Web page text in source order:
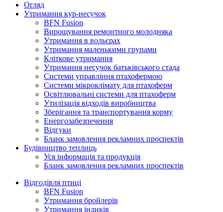
Огляд
Утримання кур-несучок
BFN Fusion
Вирощування ремонтного молодняка
Утримання в вольєрах
Утримання маленькими групами
Кліткове утримання
Утримання несучок батьківського стада
Системи управління птахофермою
Системи мікроклімату для птахоферм
Освітлювальні системи для птахоферм
Утилізація відходів виробництва
Зберігання та транспортування корму
Енергозабезпечення
Відгуки
Бланк замовлення рекламних проспектів
Будівництво теплиць
Уся інформація та продукція
Бланк замовлення рекламних проспектів
Відгодівля птиці
BFN Fusion
Утримання бройлерів
Утримання індиків